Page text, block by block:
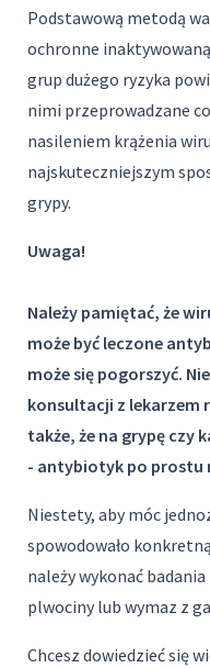
Podstawową metodą
ochronne
grup dużego ryzyka
nimi przeprowadzane
nasileniem krążenia
najskuteczniejszym
grypy.
Uwaga!
Należy pamiętać, że
może być leczone
może się pogorszyć.
konsultacji z lekarzem
także, że na grypę czy
- antybiotyk po prostu
Niestety, aby móc
spowodowało
należy wykonać
plwociny lub wymaz z
Chcesz dowiedzieć się